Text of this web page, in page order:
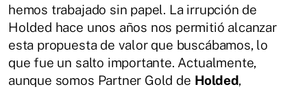
hemos trabajado sin papel. La irrupción de
Holded hace unos años nos permitió alcanzar
esta propuesta de valor que buscábamos, lo
que fue un salto importante. Actualmente,
aunque somos Partner Gold de Holded,